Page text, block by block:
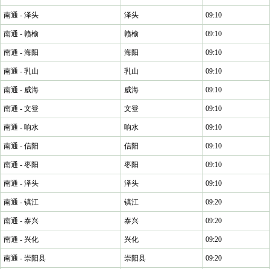
南通 - 泽头 泽头 09:10
南通 - 赣榆 赣榆 09:10
南通 - 海阳 海阳 09:10
南通 - 乳山 乳山 09:10
南通 - 威海 威海 09:10
南通 - 文登 文登 09:10
南通 - 响水 响水 09:10
南通 - 信阳 信阳 09:10
南通 - 枣阳 枣阳 09:10
南通 - 泽头 泽头 09:10
南通 - 镇江 镇江 09:20
南通 - 泰兴 泰兴 09:20
南通 - 兴化 兴化 09:20
南通 - 崇阳县 崇阳县 09:20